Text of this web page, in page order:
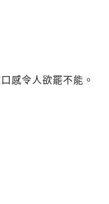
感令人欲罷不能。